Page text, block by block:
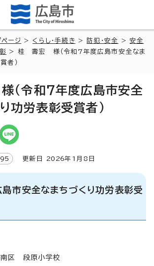
ページ > くらし・手続き > 防犯・安全 >安全
> 桂 壽宏 様（令和7年度広島市安全なま
者）
令和7年度広島市安全
功労表彰受賞者）
更新日 2026年1月8日
市安全なまちづくり功労表彰受
区 段原小学校